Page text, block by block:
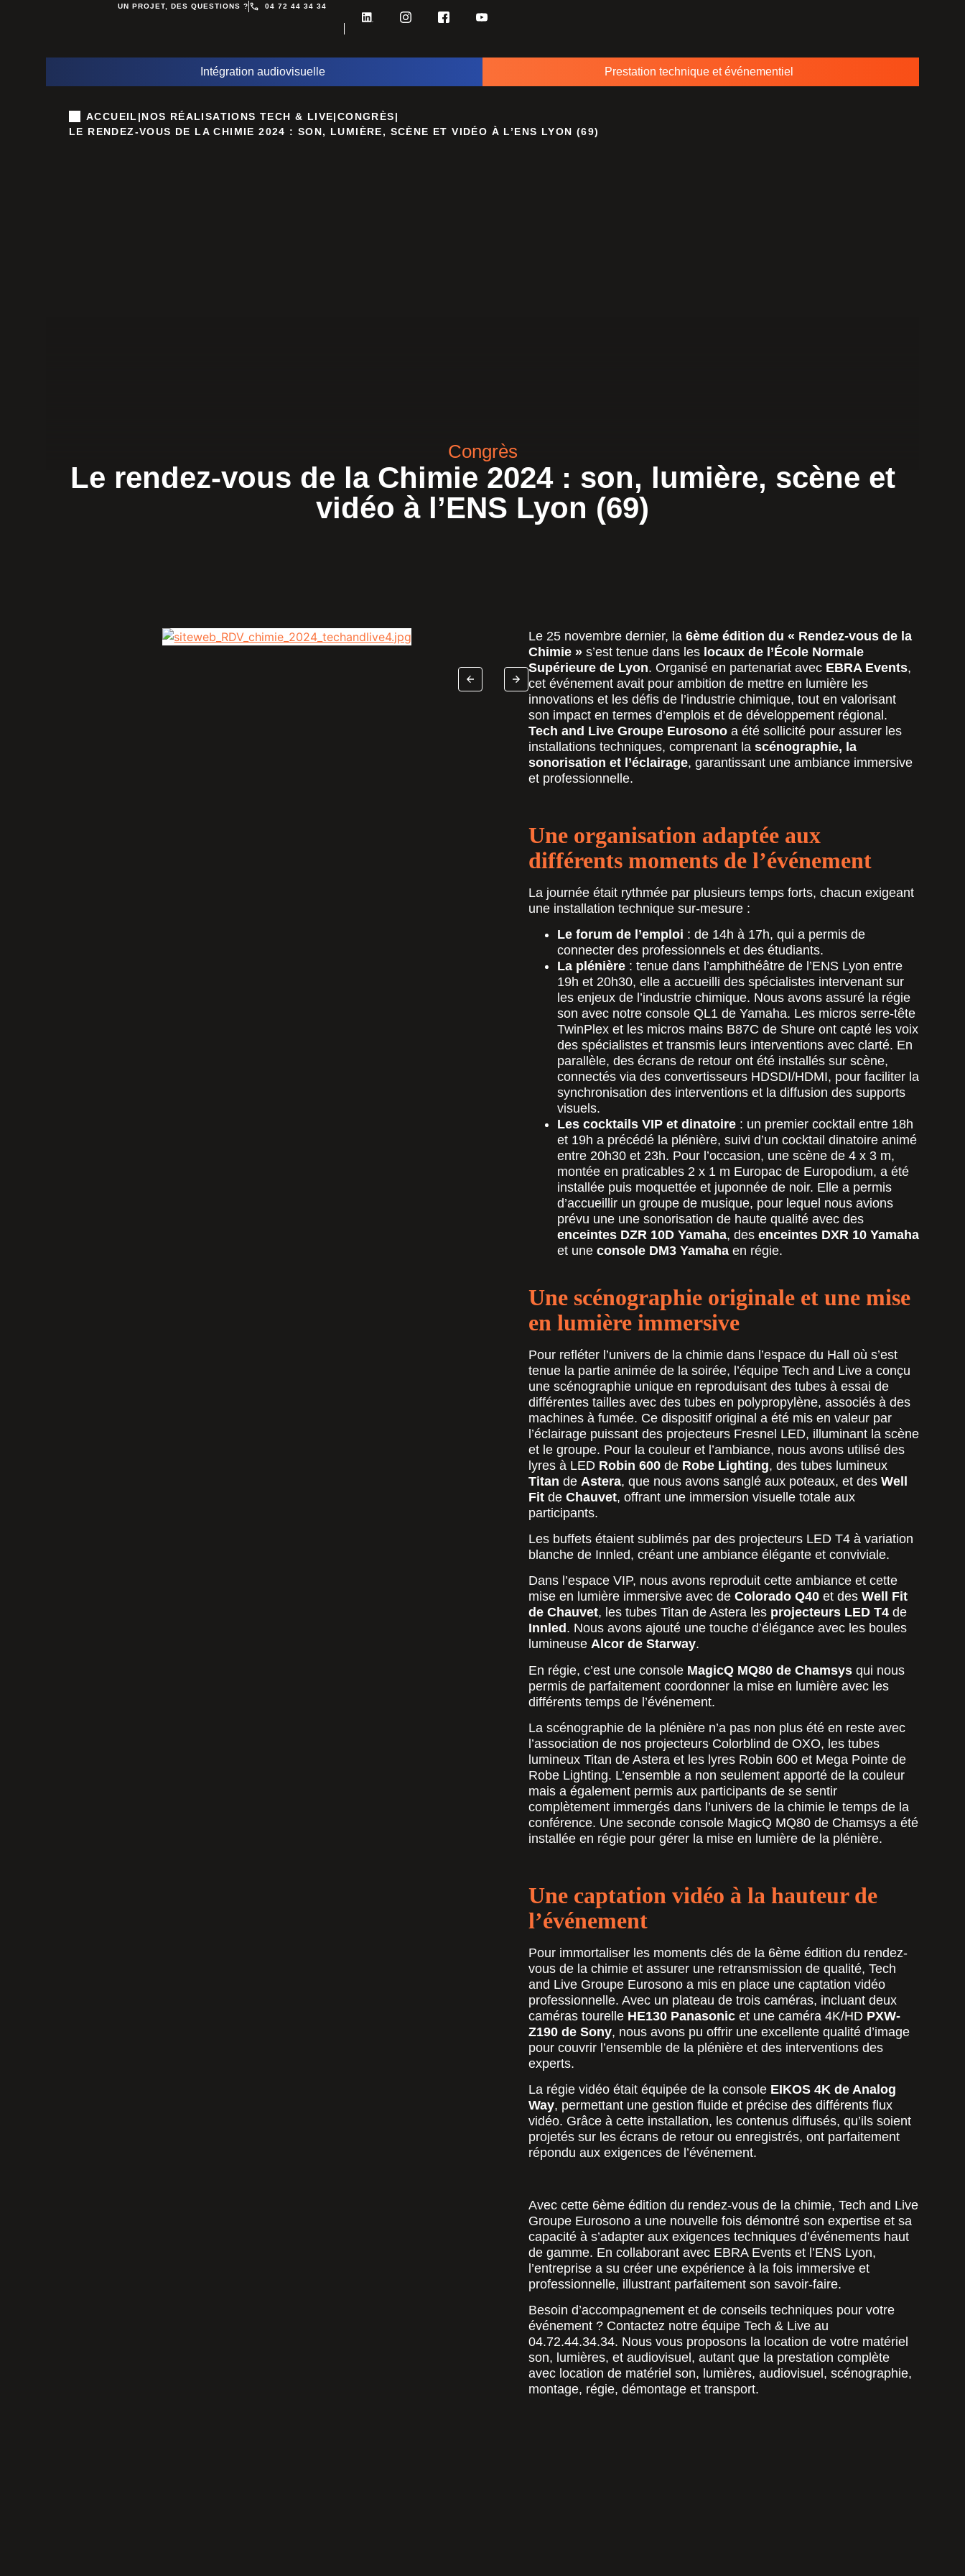
UN PROJET, DES QUESTIONS ? 04 72 44 34 34
Intégration audiovisuelle Prestation technique et événementiel
ACCUEIL |NOS RÉALISATIONS TECH & LIVE|CONGRÈS|
LE RENDEZ-VOUS DE LA CHIMIE 2024 : SON, LUMIÈRE, SCÈNE ET VIDÉO À L’ENS LYON (69)
Congrès
Le rendez-vous de la Chimie 2024 : son, lumière, scène et
vidéo à l’ENS Lyon (69)
Le 25 novembre dernier, la 6ème édition du « Rendez-vous de la
Chimie »s’est tenue dans les locaux de l’École Normale
Supérieure de Lyon. Organisé en partenariat avec EBRA Events,
cet événement avait pour ambition de mettre en lumière les
innovations et les défis de l’industrie chimique, tout en valorisant
son impact en termes d’emplois et de développement régional.
Tech and Live Groupe Eurosonoa été sollicité pour assurer les
installations techniques, comprenant la scénographie, la
sonorisation et l’éclairage, garantissant une ambiance immersive
et professionnelle.
Une organisation adaptée aux
différents moments de l’événement
La journée était rythmée par plusieurs temps forts, chacun exigeant
une installation technique sur-mesure :
Le forum de l’emploi : de 14h à 17h, qui a permis de
connecter des professionnels et des étudiants.
La plénière: tenue dans l’amphithéâtre de l’ENS Lyon entre
19h et 20h30, elle a accueilli des spécialistes intervenant sur
les enjeux de l’industrie chimique. Nous avons assuré la régie
son avec notre console QL1 de Yamaha. Les micros serre-tête
TwinPlex et les micros mains B87C de Shure ont capté les voix
des spécialistes et transmis leurs interventions avec clarté. En
parallèle, des écrans de retour ont été installés sur scène,
connectés via des convertisseurs HDSDI/HDMI, pour faciliter la
synchronisation des interventions et la diffusion des supports
visuels.
Les cocktails VIP et dinatoire: un premier cocktail entre 18h
et 19h a précédé la plénière, suivi d’un cocktail dinatoire animé
entre 20h30 et 23h. Pour l’occasion, une scène de 4 x 3 m,
montée en praticables 2 x 1 m Europac de Europodium, a été
installée puis moquettée et juponnée de noir. Elle a permis
d’accueillir un groupe de musique, pour lequel nous avions
prévu une une sonorisation de haute qualité avec des
enceintes DZR 10D Yamaha, des enceintes DXR 10 Yamaha
et une console DM3 Yamahaen régie.
Une scénographie originale et une mise
en lumière immersive
Pour refléter l’univers de la chimie dans l’espace du Hall où s’est
tenue la partie animée de la soirée, l’équipe Tech and Live a conçu
une scénographie unique en reproduisant des tubes à essai de
différentes tailles avec des tubes en polypropylène, associés à des
machines à fumée. Ce dispositif original a été mis en valeur par
l’éclairage puissant des projecteurs Fresnel LED, illuminant la scène
et le groupe. Pour la couleur et l’ambiance, nous avons utilisé des
lyres à LED Robin 600de Robe Lighting, des tubes lumineux
Titan de Astera, que nous avons sanglé aux poteaux, et des Well
Fitde Chauvet, offrant une immersion visuelle totale aux
participants.
Les buffets étaient sublimés par des projecteurs LED T4 à variation
blanche de Innled, créant une ambiance élégante et conviviale.
Dans l’espace VIP, nous avons reproduit cette ambiance et cette
mise en lumière immersive avec de Colorado Q40et desWell Fit
de Chauvet, les tubes Titan de Astera les projecteurs LED T4de
Innled . Nous avons ajouté une touche d’élégance avec les boules
lumineuse Alcor de Starway.
En régie, c’est une console MagicQ MQ80 de Chamsysqui nous
permis de parfaitement coordonner la mise en lumière avec les
différents temps de l’événement.
La scénographie de la plénière n’a pas non plus été en reste avec
l’association de nos projecteurs Colorblind de OXO, les tubes
lumineux Titan de Astera et les lyres Robin 600 et Mega Pointe de
Robe Lighting. L’ensemble a non seulement apporté de la couleur
mais a également permis aux participants de se sentir
complètement immergés dans l’univers de la chimie le temps de la
conférence. Une seconde console MagicQ MQ80 de Chamsys a été
installée en régie pour gérer la mise en lumière de la plénière.
Une captation vidéo à la hauteur de
l’événement
Pour immortaliser les moments clés de la 6ème édition du rendez-
vous de la chimie et assurer une retransmission de qualité, Tech
and Live Groupe Eurosono a mis en place une captation vidéo
professionnelle. Avec un plateau de trois caméras, incluant deux
caméras tourelle HE130 Panasonicet une caméra 4K/HD PXW-
Z190 de Sony, nous avons pu offrir une excellente qualité d’image
pour couvrir l’ensemble de la plénière et des interventions des
experts.
La régie vidéo était équipée de la console EIKOS 4K de Analog
Way, permettant une gestion fluide et précise des différents flux
vidéo. Grâce à cette installation, les contenus diffusés, qu’ils soient
projetés sur les écrans de retour ou enregistrés, ont parfaitement
répondu aux exigences de l’événement.
Avec cette 6ème édition du rendez-vous de la chimie, Tech and Live
Groupe Eurosono a une nouvelle fois démontré son expertise et sa
capacité à s’adapter aux exigences techniques d’événements haut
de gamme. En collaborant avec EBRA Events et l’ENS Lyon,
l’entreprise a su créer une expérience à la fois immersive et
professionnelle, illustrant parfaitement son savoir-faire.
Besoin d’accompagnement et de conseils techniques pour votre
événement ? Contactez notre équipe Tech & Live au
04.72.44.34.34. Nous vous proposons la location de votre matériel
son, lumières, et audiovisuel, autant que la prestation complète
avec location de matériel son, lumières, audiovisuel, scénographie,
montage, régie, démontage et transport.